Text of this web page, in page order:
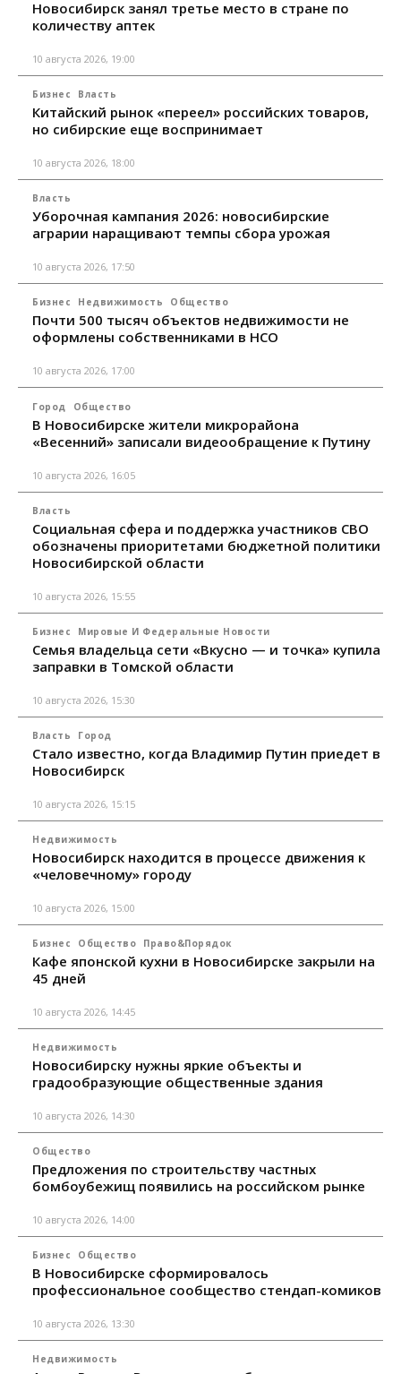
Новосибирск занял третье место в стране по
количеству аптек
10 августа 2026, 19:00
Бизнес Власть
Китайский рынок «переел» российских товаров,
но сибирские еще воспринимает
10 августа 2026, 18:00
Власть
Уборочная кампания 2026: новосибирские
аграрии наращивают темпы сбора урожая
10 августа 2026, 17:50
Бизнес Недвижимость Общество
Почти 500 тысяч объектов недвижимости не
оформлены собственниками в НСО
10 августа 2026, 17:00
Город Общество
В Новосибирске жители микрорайона
«Весенний» записали видеообращение к Путину
10 августа 2026, 16:05
Власть
Социальная сфера и поддержка участников СВО
обозначены приоритетами бюджетной политики
Новосибирской области
10 августа 2026, 15:55
Бизнес Мировые И Федеральные Новости
Семья владельца сети «Вкусно — и точка» купила
заправки в Томской области
10 августа 2026, 15:30
Власть Город
Стало известно, когда Владимир Путин приедет в
Новосибирск
10 августа 2026, 15:15
Недвижимость
Новосибирск находится в процессе движения к
«человечному» городу
10 августа 2026, 15:00
Бизнес Общество Право&Порядок
Кафе японской кухни в Новосибирске закрыли на
45 дней
10 августа 2026, 14:45
Недвижимость
Новосибирску нужны яркие объекты и
градообразующие общественные здания
10 августа 2026, 14:30
Общество
Предложения по строительству частных
бомбоубежищ появились на российском рынке
10 августа 2026, 14:00
Бизнес Общество
В Новосибирске сформировалось
профессиональное сообщество стендап-комиков
10 августа 2026, 13:30
Недвижимость